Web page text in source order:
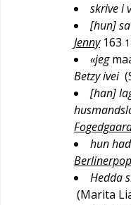
skrive i
[hun]
Jenny 163
«jeg
Betzy ivei (
[han]
hun
Hedda
(Marita